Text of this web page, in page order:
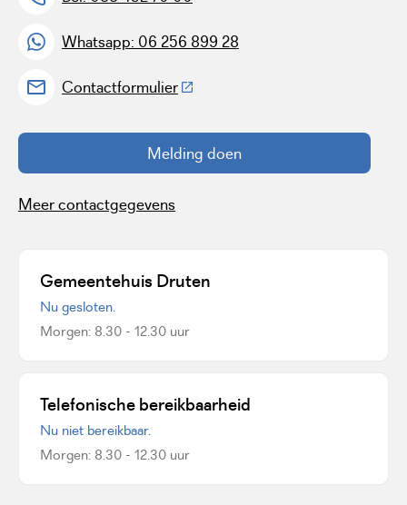
Whatsapp: 06 256 899 28
Contactformulier(Deze link gaat naar een externe
Melding doen
Meer contactgegevens
Gemeentehuis Druten
Nu gesloten.
Morgen: 8.30 - 12.30 uur
Telefonische bereikbaarheid
Nu niet bereikbaar.
Morgen: 8.30 - 12.30 uur